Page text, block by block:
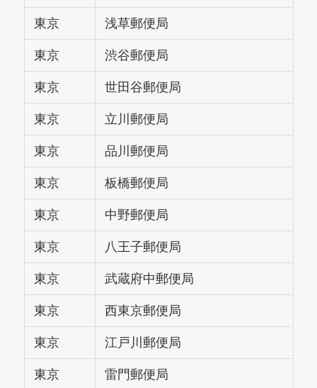
東京 浅草郵便局
東京 渋谷郵便局
東京 世田谷郵便局
東京 立川郵便局
東京 品川郵便局
東京 板橋郵便局
東京 中野郵便局
東京 八王子郵便局
東京 武蔵府中郵便局
東京 西東京郵便局
東京 江戸川郵便局
東京 雷門郵便局